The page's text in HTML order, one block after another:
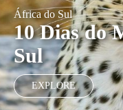
África do Sul
10 Dias do
Sul
EXPLORE